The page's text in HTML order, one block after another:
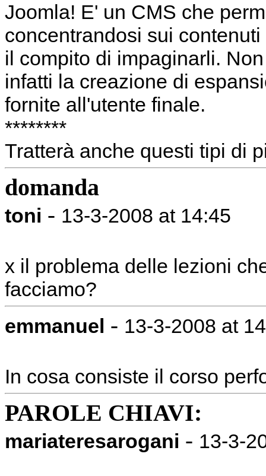
Joomla! E' un CMS che
concentrandosi sui
il compito di impaginarli.
infatti la creazione di
fornite all'utente finale.
********
Tratterà anche questi tipi di
domanda
toni - 13-3-2008 at 14:45
x il problema delle lezioni
facciamo?
emmanuel - 13-3-2008 at
In cosa consiste il corso
PAROLE CHIAVI:
mariateresarogani - 13-3-